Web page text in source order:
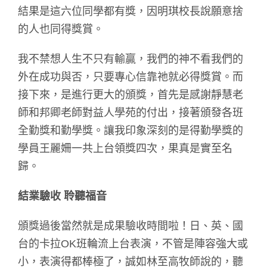
結果是這六位同學都有獎，因明琪校長說願意捨
的人也同得獎賞。
我不禁想人生不只有輸贏，我們的神不看我們的
外在成功與否，只要專心信靠祂就必得獎賞。而
接下來，是進行更大的頒獎，首先是感謝靜慧老
師和邦卿老師對益人學苑的付出，接著頒發各班
全勤獎和勤學獎。讓我印象深刻的是得勤學獎的
學員王麗姍一共上台領獎四次，果真是實至名
歸。
結業驗收 聆聽福音
頒獎過後當然就是成果驗收時間啦！日、英、國
台的卡拉OK班輪流上台表演，不管是陣容強大或
小，表演得都棒極了，誠如林至高牧師說的，聽